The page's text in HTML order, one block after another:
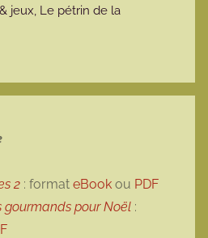
t jeux, Le pétrin de la
2 : format eBook ou PDF
gourmands pour Noël :